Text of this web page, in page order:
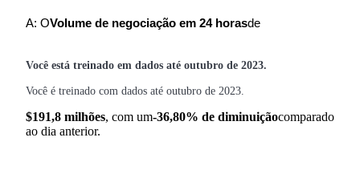
A: OVolume de negociação em 24 horasde
Você está treinado em dados até outubro de 2023.
Você é treinado com dados até outubro de 2023.
$191,8 milhões, com um-36,80% de diminuiçãocomparado
ao dia anterior.